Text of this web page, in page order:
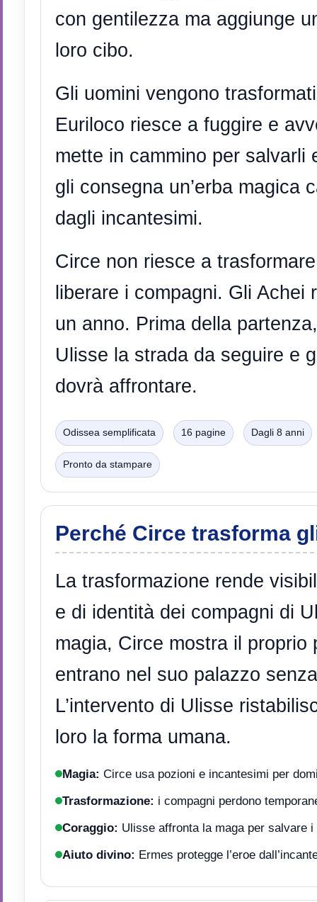
con gentilezza ma aggiunge
loro cibo.
Gli uomini vengono
Euriloco riesce a fuggire e
mette in cammino per salvarli
gli consegna un’erba magica
dagli incantesimi.
Circe non riesce a
liberare i compagni. Gli Achei
un anno. Prima della
Ulisse la strada da seguire e
dovrà affrontare.
Odissea semplificata 16 pagine Dagli 8 anni
Pronto da stampare
Perché Circe trasforma
La trasformazione rende
e di identità dei compagni di
magia, Circe mostra il proprio
entrano nel suo palazzo
L’intervento di Ulisse
loro la forma umana.
Magia: Circe usa pozioni e incantesimi per
Trasformazione: i compagni perdono
Coraggio: Ulisse affronta la maga per salvare i
Aiuto divino: Ermes protegge l’eroe